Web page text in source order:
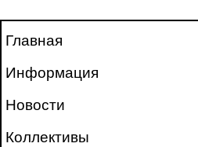
Главная
Информация
Новости
Коллективы